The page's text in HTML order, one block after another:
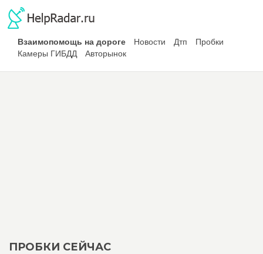
Взаимопомощь на дороге Новости Дтп
Пробки
Камеры ГИБДД
Авторынок
ПРОБКИ СЕЙЧАС